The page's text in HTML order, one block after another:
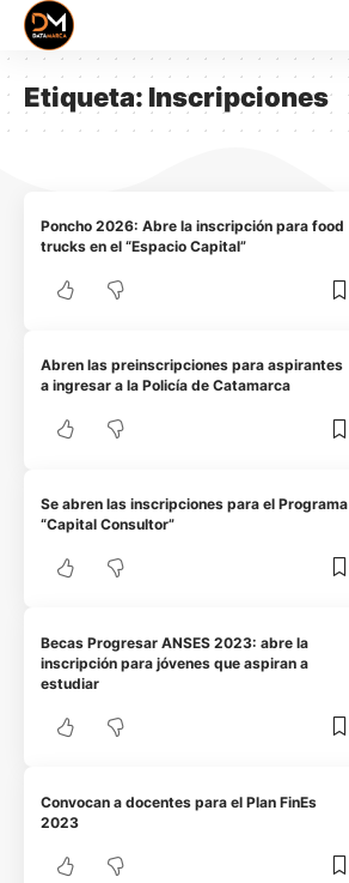
Etiqueta: Inscripciones
Poncho 2026: Abre la inscripción para food
trucks en el “Espacio Capital”
Abren las preinscripciones para aspirantes
a ingresar a la Policía de Catamarca
Se abren las inscripciones para el Programa
“Capital Consultor”
Becas Progresar ANSES 2023: abre la
inscripción para jóvenes que aspiran a
estudiar
Convocan a docentes para el Plan FinEs
2023